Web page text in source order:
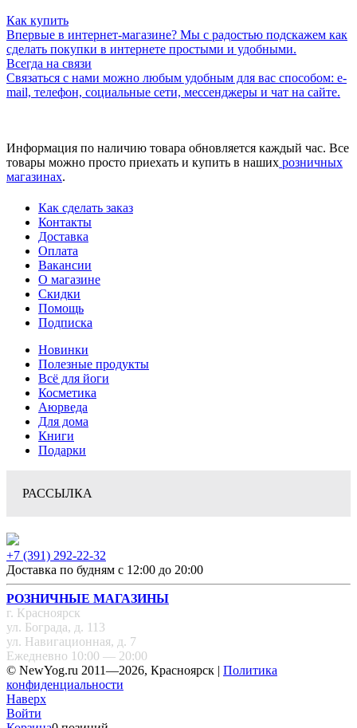
Как купить
Впервые в интернет-магазине? Мы с радостью подскажем как
сделать покупки в интернете простыми и удобными.
Всегда на связи
Связаться с нами можно любым удобным для вас способом: e-
mail, телефон, социальные сети, мессенджеры и чат на сайте.
Информация по наличию товара обновляется каждый час. Все
товары можно просто приехать и купить в наших розничных
магазинах.
Как сделать заказ
Контакты
Доставка
Оплата
Вакансии
О магазине
Скидки
Помощь
Подписка
Новинки
Полезные продукты
Всё для йоги
Косметика
Аюрведа
Для дома
Книги
Подарки
РАССЫЛКА
+7 (391) 292-22-32
Доставка по будням с 12:00 до 20:00
РОЗНИЧНЫЕ МАГАЗИНЫ
г. Красноярск
ул. Бограда, д. 113
ул. Навигационная, д. 7
Ежедневно 10:00 — 20:00
© NewYog.ru 2011—2026, Красноярск | Политика
конфиденциальности
Наверх
Войти